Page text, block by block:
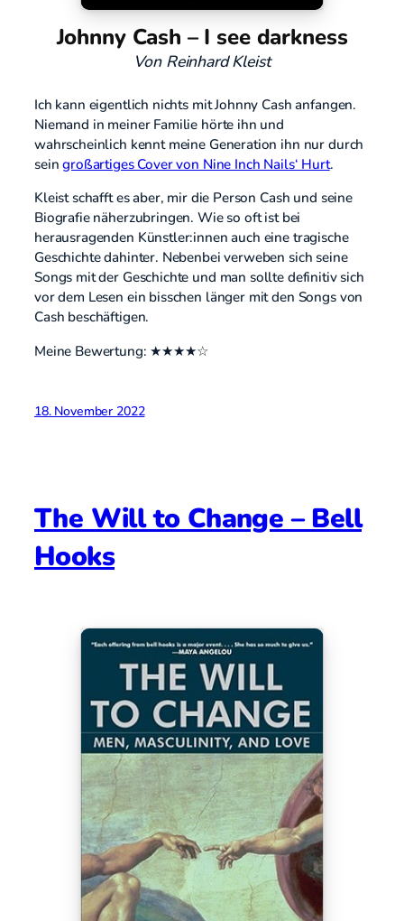
Johnny Cash – I see darkness
Von Reinhard Kleist
Ich kann eigentlich nichts mit Johnny Cash anfangen.
Niemand in meiner Familie hörte ihn und
wahrscheinlich kennt meine Generation ihn nur durch
seingroßartiges Cover von Nine Inch Nails‘ Hurt.
Kleist schafft es aber, mir die Person Cash und seine
Biografie näherzubringen. Wie so oft ist bei
herausragenden Künstler:innen auch eine tragische
Geschichte dahinter. Nebenbei verweben sich seine
Songs mit der Geschichte und man sollte definitiv sich
vor dem Lesen ein bisschen länger mit den Songs von
Cash beschäftigen.
Meine Bewertung: ★★★★☆
18. November 2022
The Will to Change – Bell
Hooks